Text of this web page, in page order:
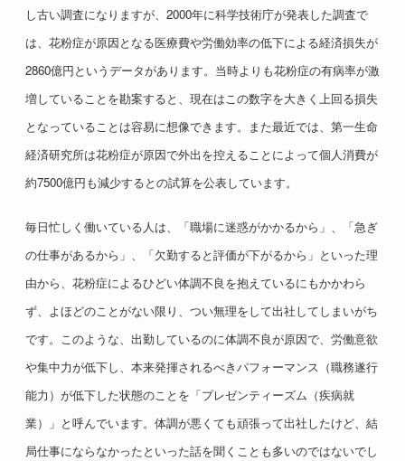
し古い調査になりますが、2000年に科学技術庁が発表した調査で
は、花粉症が原因となる医療費や労働効率の低下による経済損失が
2860億円というデータがあります。当時よりも花粉症の有病率が激
増していることを勘案すると、現在はこの数字を大きく上回る損失
となっていることは容易に想像できます。また最近では、第一生命
経済研究所は花粉症が原因で外出を控えることによって個人消費が
約7500億円も減少するとの試算を公表しています。
毎日忙しく働いている人は、「職場に迷惑がかかるから」、「急ぎ
の仕事があるから」、「欠勤すると評価が下がるから」といった理
由から、花粉症によるひどい体調不良を抱えているにもかかわら
ず、よほどのことがない限り、つい無理をして出社してしまいがち
です。このような、出勤しているのに体調不良が原因で、労働意欲
や集中力が低下し、本来発揮されるべきパフォーマンス（職務遂行
能力）が低下した状態のことを「プレゼンティーズム（疾病就
業）」と呼んでいます。体調が悪くても頑張って出社したけど、結
局仕事にならなかったといった話を聞くことも多いのではないでし